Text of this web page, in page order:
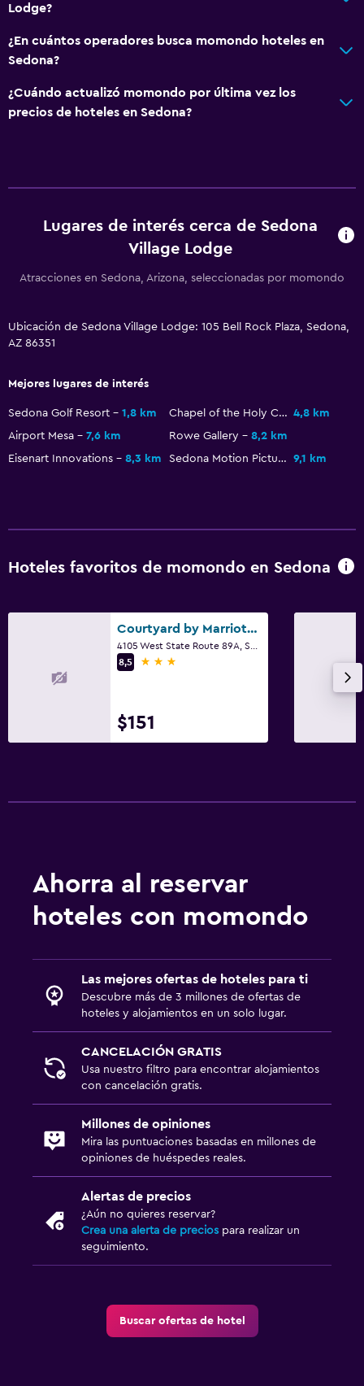
Ducha italiana
Cocina
Microondas
Nevera
Cocineta
Actividades
Juegos de mesa/rompecabezas
Ciclismo
Aire libre
Terraza/patio
Terraza
Habitación
Sofá cama
TV de pantalla plana
Lavandería
Mesa de comedor
Servicios y facilidades
Acceso con llave
Lodge?
¿En cuántos operadores busca momondo hoteles en
Sedona?
¿Cuándo actualizó momondo por última vez los
precios de hoteles en Sedona?
Lugares de interés cerca de Sedona
Village Lodge
Atracciones en Sedona, Arizona, seleccionadas por momondo
Ubicación de Sedona Village Lodge: 105 Bell Rock Plaza, Sedona,
AZ 86351
Mejores lugares de interés
Sedona Golf Resort 1,8 km Chapel of the Holy Cross 4,8 km
Airport Mesa
7,6 km Rowe Gallery
8,2 km
Eisenart Innovations
8,3 km Sedona Motion Picture Museum 9,1 km
Hoteles favoritos de momondo en Sedona
Courtyard by Marriott Sedona
8,5
3 estrellas
$151
Ahorra al reservar
hoteles con momondo
Las mejores ofertas de hoteles para ti
Descubre más de 3 millones de ofertas de
hoteles y alojamientos en un solo lugar.
CANCELACIÓN GRATIS
Usa nuestro filtro para encontrar alojamientos
con cancelación gratis.
Millones de opiniones
Mira las puntuaciones basadas en millones de
opiniones de huéspedes reales.
Alertas de precios
¿Aún no quieres reservar?
Crea una alerta de precios para realizar un
seguimiento.
Buscar ofertas de hotel